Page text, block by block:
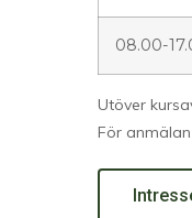
08.00-
Utöver
För